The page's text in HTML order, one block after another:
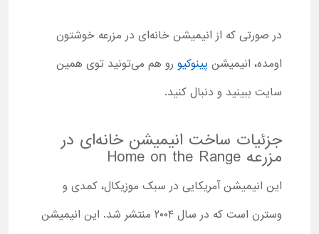
در صورتی که از انیمیشن خانه‌ای در مزرعه خوشتون
اومده، انیمیشن پینوکیو رو هم می‌تونید توی همین
سایت ببینید و دنبال کنید.
جزئیات ساخت انیمیشن خانه‌ای در
مزرعه Home on the Range
این انیمیشن آمریکایی در سبک موزیکال، کمدی و
وسترن است که در سال ۲۰۰۴ منتشر شد. این انیمیشن